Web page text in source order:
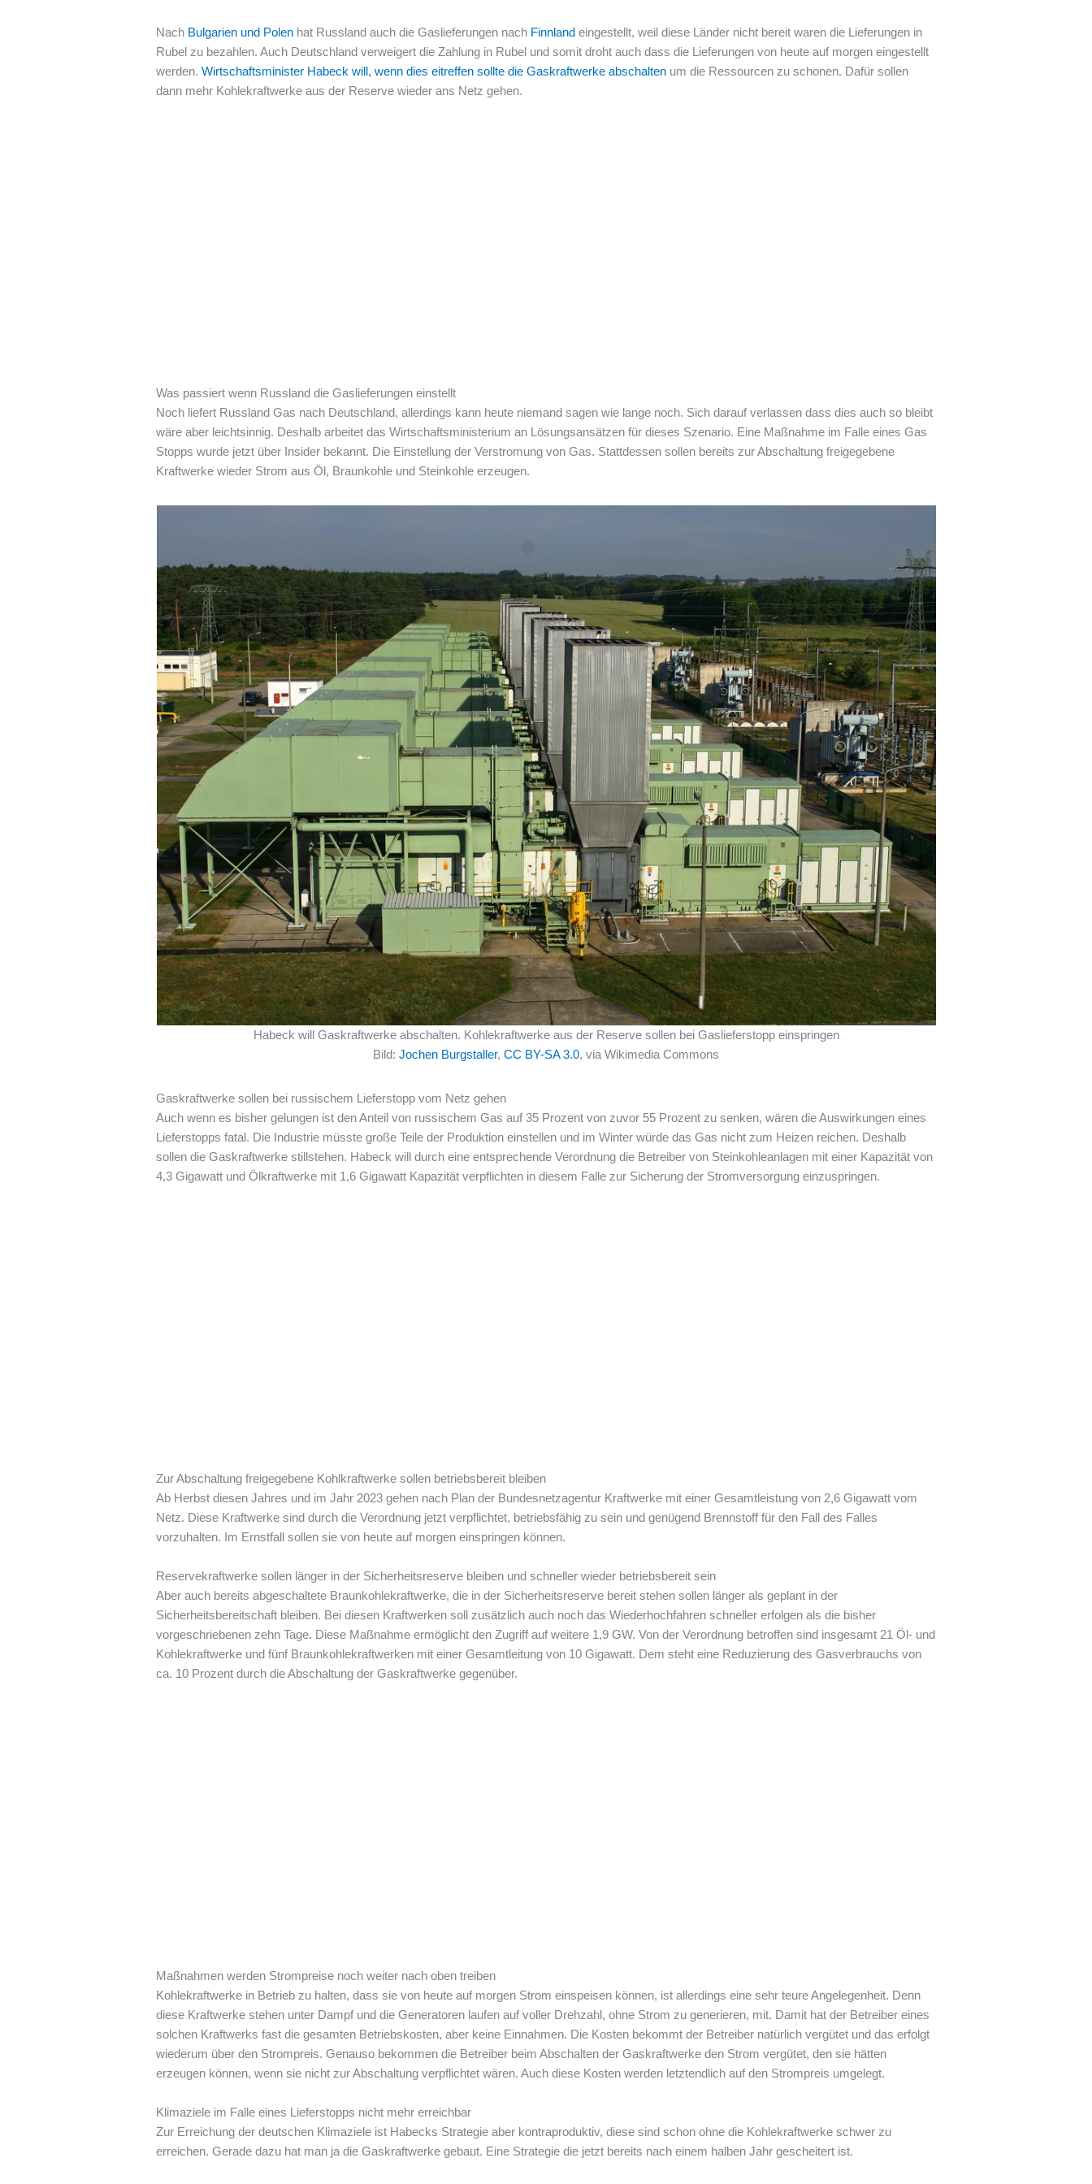
Nach Bulgarien und Polen hat Russland auch die Gaslieferungen nach Finnland eingestellt, weil diese Länder nicht bereit waren die Lieferungen in
Rubel zu bezahlen. Auch Deutschland verweigert die Zahlung in Rubel und somit droht auch dass die Lieferungen von heute auf morgen eingestellt
werden.Wirtschaftsminister Habeck will, wenn dies eitreffen sollte die Gaskraftwerke abschalten um die Ressourcen zu schonen. Dafür sollen
dann mehr Kohlekraftwerke aus der Reserve wieder ans Netz gehen.
Was passiert wenn Russland die Gaslieferungen einstellt
Noch liefert Russland Gas nach Deutschland, allerdings kann heute niemand sagen wie lange noch. Sich darauf verlassen dass dies auch so bleibt
wäre aber leichtsinnig. Deshalb arbeitet das Wirtschaftsministerium an Lösungsansätzen für dieses Szenario. Eine Maßnahme im Falle eines Gas
Stopps wurde jetzt über Insider bekannt. Die Einstellung der Verstromung von Gas. Stattdessen sollen bereits zur Abschaltung freigegebene
Kraftwerke wieder Strom aus Öl, Braunkohle und Steinkohle erzeugen.
Habeck will Gaskraftwerke abschalten. Kohlekraftwerke aus der Reserve sollen bei Gaslieferstopp einspringen
Bild: Jochen Burgstaller, CC BY-SA 3.0, via Wikimedia Commons
Gaskraftwerke sollen bei russischem Lieferstopp vom Netz gehen
Auch wenn es bisher gelungen ist den Anteil von russischem Gas auf 35 Prozent von zuvor 55 Prozent zu senken, wären die Auswirkungen eines
Lieferstopps fatal. Die Industrie müsste große Teile der Produktion einstellen und im Winter würde das Gas nicht zum Heizen reichen. Deshalb
sollen die Gaskraftwerke stillstehen. Habeck will durch eine entsprechende Verordnung die Betreiber von Steinkohleanlagen mit einer Kapazität von
4,3 Gigawatt und Ölkraftwerke mit 1,6 Gigawatt Kapazität verpflichten in diesem Falle zur Sicherung der Stromversorgung einzuspringen.
Zur Abschaltung freigegebene Kohlkraftwerke sollen betriebsbereit bleiben
Ab Herbst diesen Jahres und im Jahr 2023 gehen nach Plan der Bundesnetzagentur Kraftwerke mit einer Gesamtleistung von 2,6 Gigawatt vom
Netz. Diese Kraftwerke sind durch die Verordnung jetzt verpflichtet, betriebsfähig zu sein und genügend Brennstoff für den Fall des Falles
vorzuhalten. Im Ernstfall sollen sie von heute auf morgen einspringen können.
Reservekraftwerke sollen länger in der Sicherheitsreserve bleiben und schneller wieder betriebsbereit sein
Aber auch bereits abgeschaltete Braunkohlekraftwerke, die in der Sicherheitsreserve bereit stehen sollen länger als geplant in der
Sicherheitsbereitschaft bleiben. Bei diesen Kraftwerken soll zusätzlich auch noch das Wiederhochfahren schneller erfolgen als die bisher
vorgeschriebenen zehn Tage. Diese Maßnahme ermöglicht den Zugriff auf weitere 1,9 GW. Von der Verordnung betroffen sind insgesamt 21 Öl- und
Kohlekraftwerke und fünf Braunkohlekraftwerken mit einer Gesamtleitung von 10 Gigawatt. Dem steht eine Reduzierung des Gasverbrauchs von
ca. 10 Prozent durch die Abschaltung der Gaskraftwerke gegenüber.
Maßnahmen werden Strompreise noch weiter nach oben treiben
Kohlekraftwerke in Betrieb zu halten, dass sie von heute auf morgen Strom einspeisen können, ist allerdings eine sehr teure Angelegenheit. Denn
diese Kraftwerke stehen unter Dampf und die Generatoren laufen auf voller Drehzahl, ohne Strom zu generieren, mit. Damit hat der Betreiber eines
solchen Kraftwerks fast die gesamten Betriebskosten, aber keine Einnahmen. Die Kosten bekommt der Betreiber natürlich vergütet und das erfolgt
wiederum über den Strompreis. Genauso bekommen die Betreiber beim Abschalten der Gaskraftwerke den Strom vergütet, den sie hätten
erzeugen können, wenn sie nicht zur Abschaltung verpflichtet wären. Auch diese Kosten werden letztendlich auf den Strompreis umgelegt.
Klimaziele im Falle eines Lieferstopps nicht mehr erreichbar
Zur Erreichung der deutschen Klimaziele ist Habecks Strategie aber kontraproduktiv, diese sind schon ohne die Kohlekraftwerke schwer zu
erreichen. Gerade dazu hat man ja die Gaskraftwerke gebaut. Eine Strategie die jetzt bereits nach einem halben Jahr gescheitert ist.